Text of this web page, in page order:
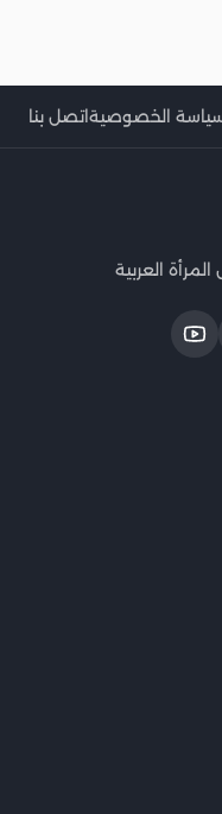
الخصوصيةاتصل بنا
العربية